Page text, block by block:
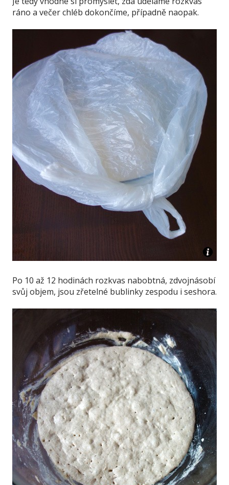
ráno a večer chléb dokončíme, případně naopak.
Po 10 až 12 hodinách rozkvas nabobtná, zdvojnásobí
svůj objem, jsou zřetelné bublinky zespodu i seshora.